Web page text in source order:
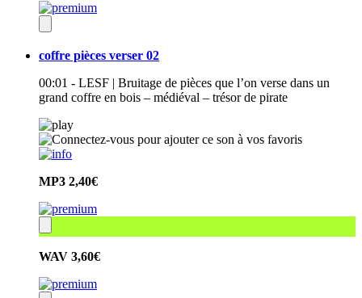
coffre pièces verser 02
00:01 - LESF | Bruitage de pièces que l’on verse dans un
grand coffre en bois – médiéval – trésor de pirate
MP3 2,40€
WAV 3,60€